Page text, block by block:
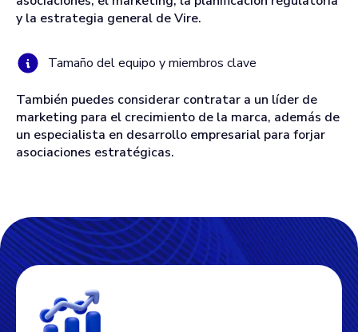
y la estrategia general de Vire.
Tamaño del equipo y miembros clave
También puedes considerar contratar a un líder de
marketing para el crecimiento de la marca, además de
un especialista en desarrollo empresarial para forjar
asociaciones estratégicas.